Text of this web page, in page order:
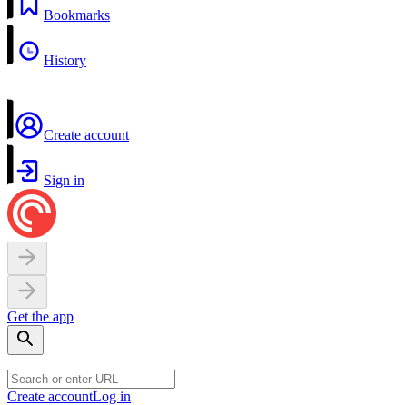
Bookmarks
History
Create account
Sign in
Get the app
Create accountLog in